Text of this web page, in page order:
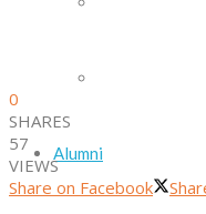
Alumni
0
SHARES
57
VIEWS
Share on Facebook